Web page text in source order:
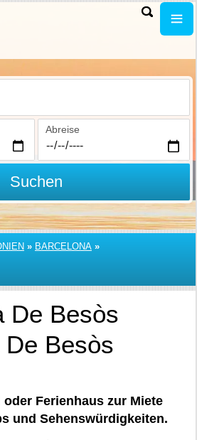
Abreise
Suchen
» BARCELONA »
De Besòs
Besòs
Ferienhaus zur Miete
und Sehenswürdigkeiten.